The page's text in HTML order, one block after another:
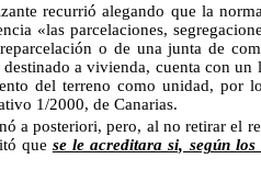
recurrió alegando que la
«las parcelaciones,
o de una junta de
destinado a vivienda, cuenta con
del terreno como unidad, por
1/2000, de Canarias.
pero, al no retirar el
que se le acreditara si, según los